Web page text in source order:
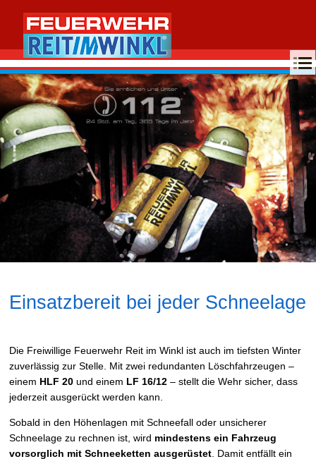
MENU
Einsatzbereit bei jeder Schneelage
Die Freiwillige Feuerwehr Reit im Winkl ist auch im tiefsten Winter
zuverlässig zur Stelle. Mit zwei redundanten Löschfahrzeugen –
einem HLF 20 und einem LF 16/12 – stellt die Wehr sicher, dass
jederzeit ausgerückt werden kann.
Sobald in den Höhenlagen mit Schneefall oder unsicherer
Schneelage zu rechnen ist, wird mindestens ein Fahrzeug
vorsorglich mit Schneeketten ausgerüstet . Damit entfällt ein